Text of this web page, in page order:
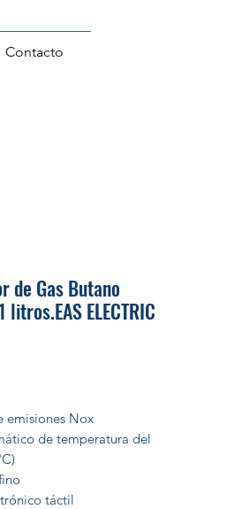
Contacto
de Gas Butano
litros.EAS ELECTRIC
emisiones Nox
de temperatura del
táctil